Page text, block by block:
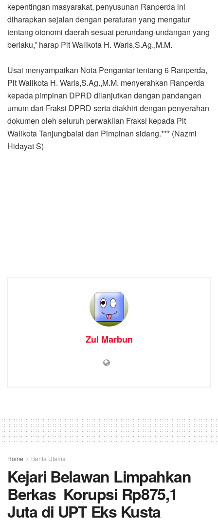
kepentingan masyarakat, penyusunan Ranperda ini
diharapkan sejalan dengan peraturan yang mengatur
tentang otonomi daerah sesuai perundang-undangan yang
berlaku,” harap Plt Walikota H. Waris,S.Ag.,M.M.
Usai menyampaikan Nota Pengantar tentang 6 Ranperda,
Plt Walikota H. Waris,S.Ag.,M.M. menyerahkan Ranperda
kepada pimpinan DPRD dilanjutkan dengan pandangan
umum dari Fraksi DPRD serta diakhiri dengan penyerahan
dokumen oleh seluruh perwakilan Fraksi kepada Plt
Walikota Tanjungbalai dan Pimpinan sidang.*** (Nazmi
Hidayat S)
Zul Marbun
Home Berita Utama
Kejari Belawan Limpahkan
Berkas Korupsi Rp875,1
Juta di UPT Eks Kusta